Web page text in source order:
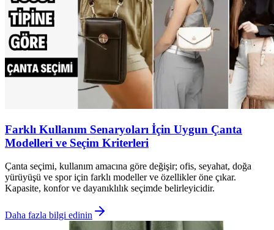
Farklı Kullanım Senaryoları İçin Uygun Çanta
Modelleri ve Seçim Kriterleri
Çanta seçimi, kullanım amacına göre değişir; ofis, seyahat, doğa
yürüyüşü ve spor için farklı modeller ve özellikler öne çıkar.
Kapasite, konfor ve dayanıklılık seçimde belirleyicidir.
Daha fazla bilgi edinin